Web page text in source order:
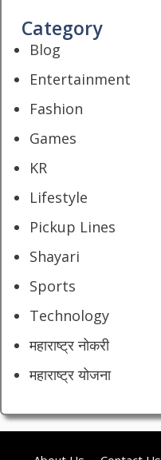
Category
Blog
Entertainment
Fashion
Games
KR
Lifestyle
Pickup Lines
Shayari
Sports
Technology
महाराष्ट्र नोकरी
महाराष्ट्र योजना